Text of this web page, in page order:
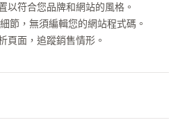
以符合您品牌和網站的風格。
節，無須編輯您的網站程式碼。
頁面，追蹤銷售情形。